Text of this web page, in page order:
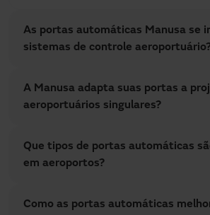
As portas automáticas Manusa se
sistemas de controle
A Manusa adapta suas portas a
aeroportuários singulares?
Que tipos de portas automáticas
em aeroportos?
Como as portas automáticas